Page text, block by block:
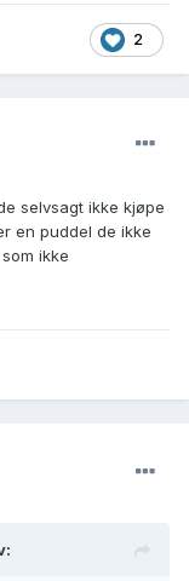
2
selvsagt ikke kjøpe
en puddel de ikke
ikke